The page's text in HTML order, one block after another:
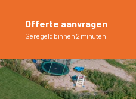
Offerte aanvragen
Geregeld binnen 2 minuten